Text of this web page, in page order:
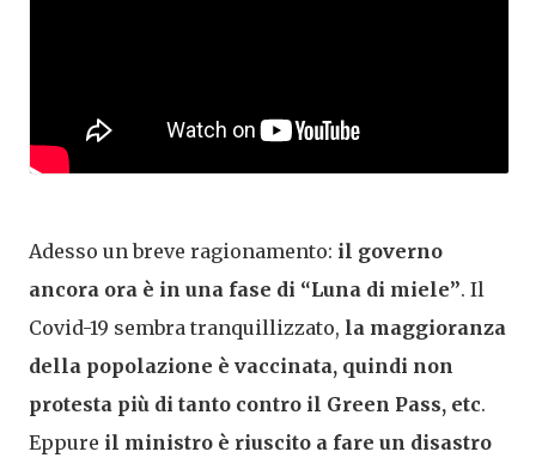
Adesso un breve ragionamento: il governo
ancora ora è in una fase di “Luna di miele”. Il
Covid-19 sembra tranquillizzato, la maggioranza
della popolazione è vaccinata, quindi non
protesta più di tanto contro il Green Pass, etc.
Eppure il ministro è riuscito a fare un disastro